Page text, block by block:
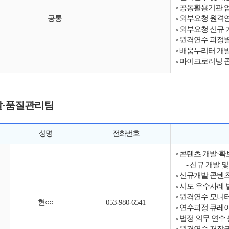
공통
◦ 공동활용기관
◦ 외부요청 원격
◦ 외부요청 신규
◦ 원격연수 과정
◦ 배움누리터 개
◦ 마이크로러닝
품질관리팀
성명 전화번호
현○○ 053-980-6541
◦ 콘텐츠 개발·확
- 신규 개발
◦ 신규개발 콘텐
◦ 시도 우수사례
◦ 원격연수 모니
◦ 연수과정 큐레
◦ 법정 의무 연수